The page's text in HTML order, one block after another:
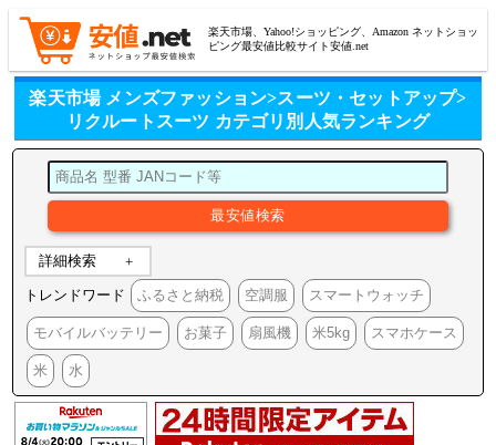
楽天市場、Yahoo!ショッピング、Amazon ネットショッ
ピング最安値比較サイト安値.net
楽天市場 メンズファッション>スーツ・セットアップ>
リクルートスーツ カテゴリ別人気ランキング
詳細検索
トレンドワード ふるさと納税 空調服 スマートウォッチ
モバイルバッテリー お菓子 扇風機 米5kg スマホケース
米 水